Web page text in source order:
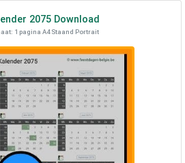
2075Download
1 pagina A4 Staand Portrait